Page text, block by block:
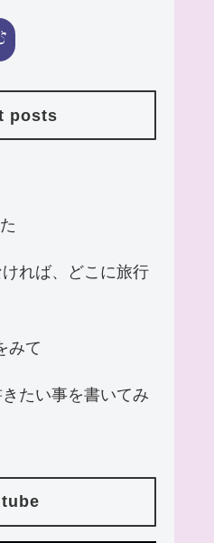
posts
れば、どこに旅行
みて
たい事を書いてみ